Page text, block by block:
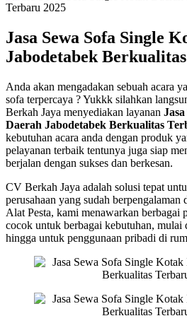
Jasa Sewa Sofa Single
Jabodetabek
Anda akan mengadakan sebuah acara
sofa terpercaya ? Yukkk silahkan
Berkah Jaya menyediakan layanan
Daerah Jabodetabek Berkualitas
kebutuhan acara anda dengan produk
pelayanan terbaik tentunya juga siap
berjalan dengan sukses dan berkesan.
CV Berkah Jaya adalah solusi tepat
perusahaan yang sudah berpengalaman
Alat Pesta, kami menawarkan berbagai
cocok untuk berbagai kebutuhan, mulai
hingga untuk penggunaan pribadi di